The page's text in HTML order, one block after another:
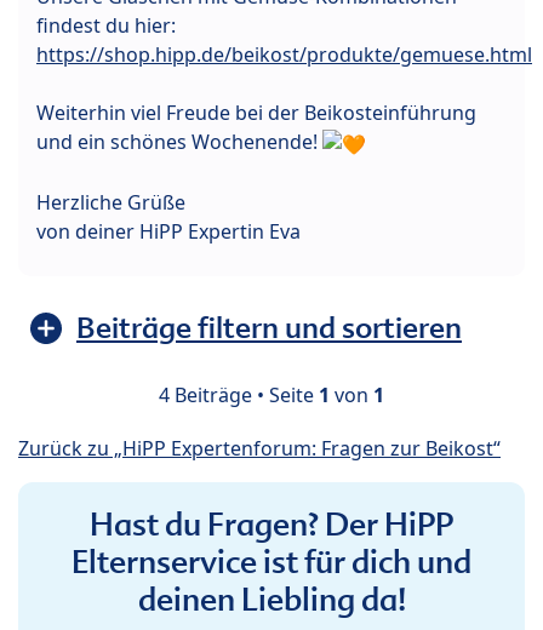
findest du hier:
https://shop.hipp.de/beikost/produkte/gemuese.html
Weiterhin viel Freude bei der Beikosteinführung
und ein schönes Wochenende!
Herzliche Grüße
von deiner HiPP Expertin Eva
Beiträge filtern und sortieren
4 Beiträge • Seite 1 von 1
Zurück zu „HiPP Expertenforum: Fragen zur Beikost“
Hast du Fragen? Der HiPP
Elternservice ist für dich und
deinen Liebling da!